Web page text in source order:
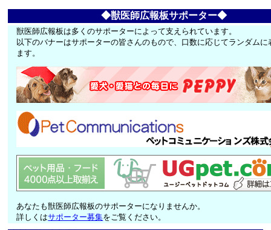
◆獣医師広報板サポーター◆
獣医師広報板は多くのサポーターによって支えられています。
以下のバナーはサポーターの皆さんのもので、口数に応じてランダムに
ます。
あなたも獣医師広報板のサポーターになりませんか。
詳しくはサポーター募集をご覧ください。